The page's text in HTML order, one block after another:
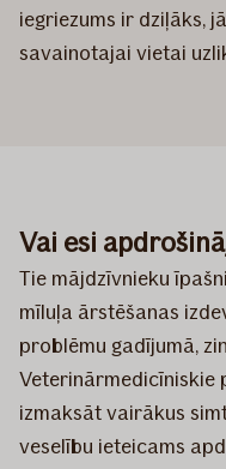
iegriezums ir dziļāks,
savainotajai vietai
Vai esi
Tie mājdzīvnieku
mīluļa ārstēšanas
problēmu gadījumā,
izmaksāt vairākus
veselību ieteicams